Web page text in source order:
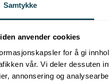
Samtykke
anvender cookies
for å gi
vår. Vi deler dessuten
annonsering og